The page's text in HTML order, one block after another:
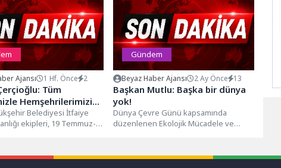
Ajansı 1 Hf. Önce 2
Tüm
Hemşehrilerimizin
Belediyesi İtfaiye
ekipleri, 19 Temmuz-
Gündem
Beyaz Haber Ajansı 2 Ay Önce 13
Başkan Mutlu: Başka bir dünya
yok!
Dünya Çevre Günü kapsamında
düzenlenen Ekolojik Mücadele ve